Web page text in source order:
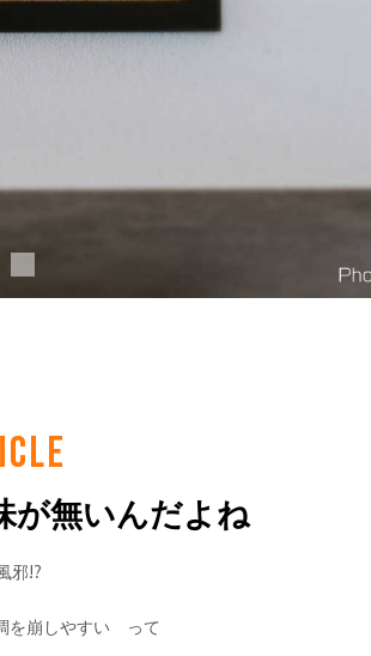
が無いんだよね